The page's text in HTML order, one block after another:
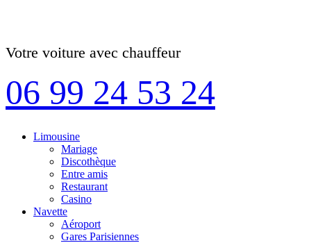
Votre voiture avec chauffeur
06 99 24 53 24
Limousine
Mariage
Discothèque
Entre amis
Restaurant
Casino
Navette
Aéroport
Gares Parisiennes